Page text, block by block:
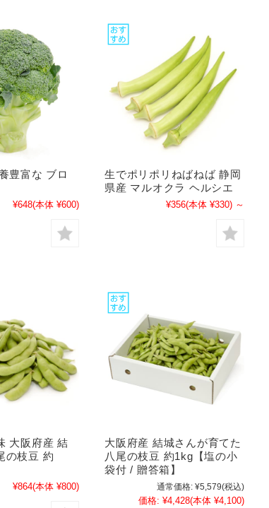
豊富な ブロ
¥648(本体 ¥600)
生でポリポリねばねば 静岡
県産 マルオクラ ヘルシエ
¥356(本体 ¥330) ～
大阪府産 結
の枝豆 約
¥864(本体 ¥800)
大阪府産 結城さんが育てた
八尾の枝豆 約1kg【塩の小
袋付 / 贈答箱】
通常価格: ¥5,579(税込)
価格: ¥4,428(本体 ¥4,100)